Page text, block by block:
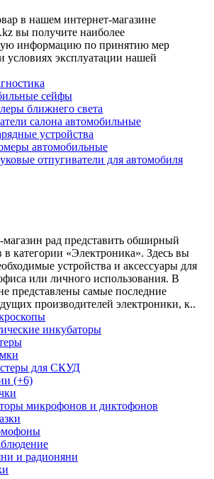
в нашем интернет-магазине
вы получите наиболее
информацию по принятию мер
условиях эксплуатации нашей
сейфы
ближнего света
салона автомобильные
устройства
автомобильные
отпугиватели для автомобиля
рад представить обширный
в категории «Электроника». Здесь вы
устройства и аксессуары для
или личного использования. В
представлены самые последние
производителей электроники, к..
инкубаторы
для СКУД
(+6)
микрофонов и диктофонов
и радионяни